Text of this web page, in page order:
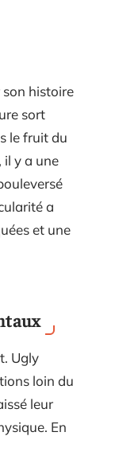
histoire
sort
le fruit du
il y a une
a
et une
Ugly
loin du
leur
En